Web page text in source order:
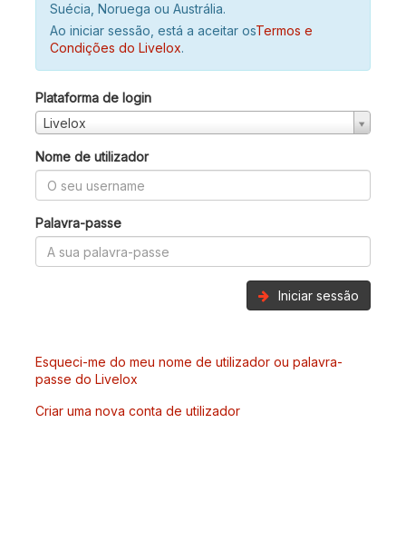
Suécia, Noruega ou Austrália.
Ao iniciar sessão, está a aceitar osTermos e
Condições do Livelox.
Plataforma de login
Livelox
Nome de utilizador
Palavra-passe
Iniciar sessão
Esqueci-me do meu nome de utilizador ou palavra-
passe do Livelox
Criar uma nova conta de utilizador